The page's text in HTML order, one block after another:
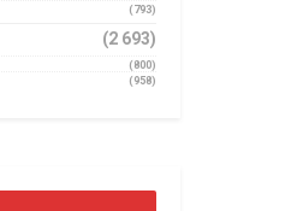
(793)
(2 693)
(800)
(958)